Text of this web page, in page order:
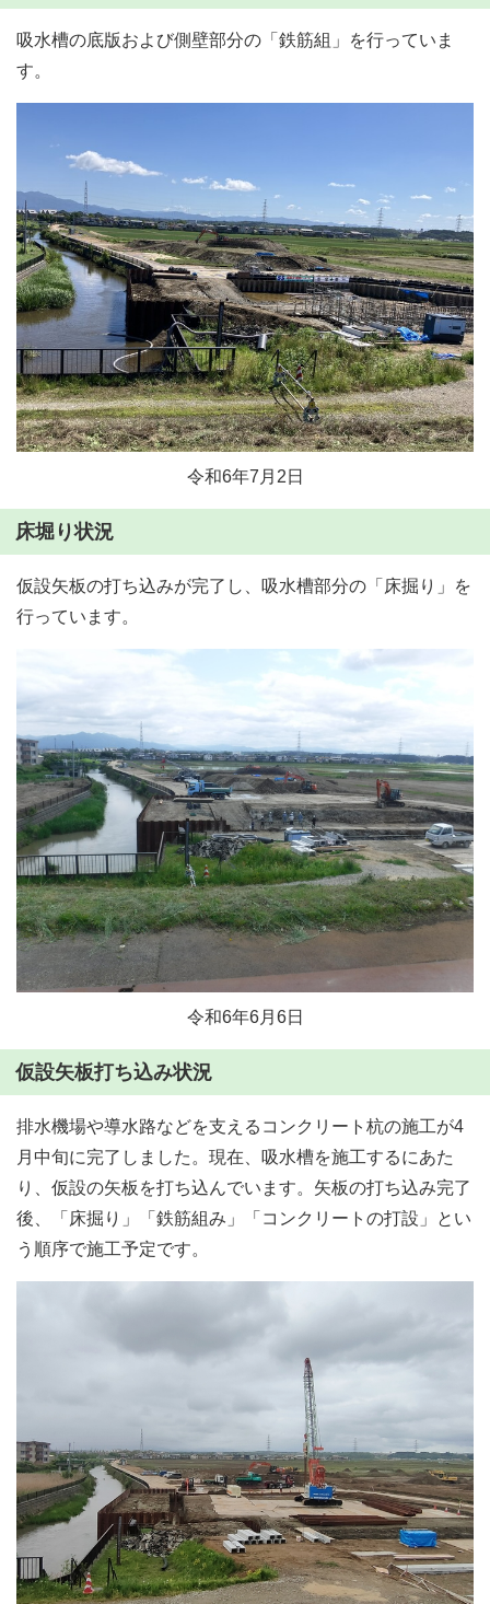
吸水槽の底版および側壁部分の「鉄筋組」を行っていま
す。
令和6年7月2日
床堀り状況
仮設矢板の打ち込みが完了し、吸水槽部分の「床掘り」を
行っています。
令和6年6月6日
仮設矢板打ち込み状況
排水機場や導水路などを支えるコンクリート杭の施工が4
月中旬に完了しました。現在、吸水槽を施工するにあた
り、仮設の矢板を打ち込んでいます。矢板の打ち込み完了
後、「床掘り」「鉄筋組み」「コンクリートの打設」とい
う順序で施工予定です。